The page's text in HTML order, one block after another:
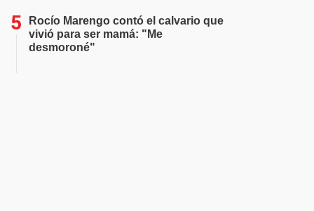
Rocío Marengo contó el calvario que
vivió para ser mamá: "Me
desmoroné"